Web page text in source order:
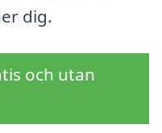
dig.
och utan